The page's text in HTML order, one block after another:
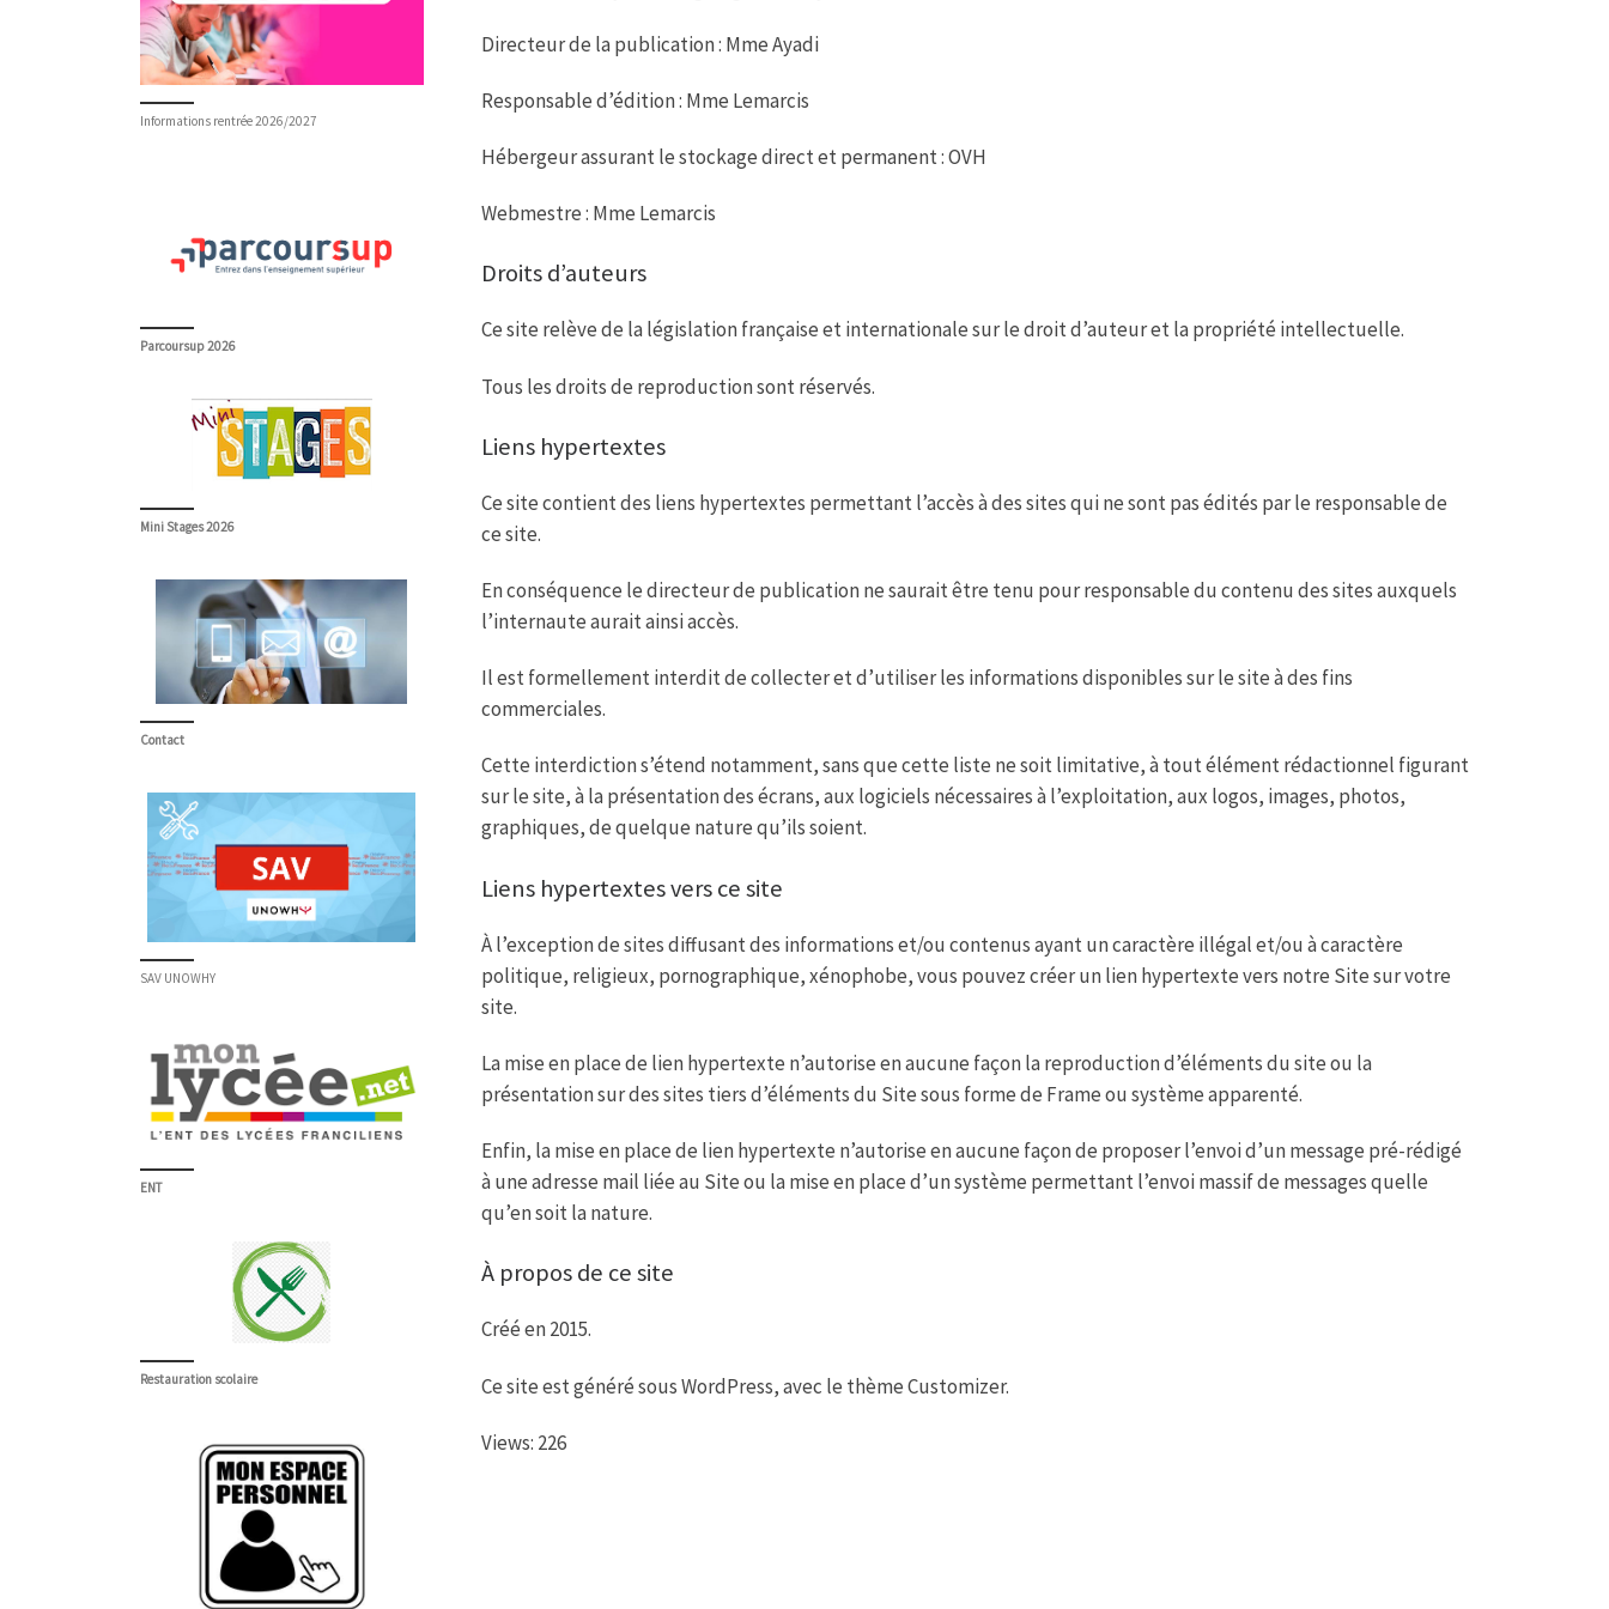
Directeur de la publication : Mme Ayadi
Responsable d’édition : Mme Lemarcis
Hébergeur assurant le stockage direct et permanent : OVH
Webmestre : Mme Lemarcis
Droits d’auteurs
Ce site relève de la législation française et internationale sur le droit d’auteur et la propriété intellectuelle.
Tous les droits de reproduction sont réservés.
Liens hypertextes
Ce site contient des liens hypertextes permettant l’accès à des sites qui ne sont pas édités par le responsable de
ce site.
En conséquence le directeur de publication ne saurait être tenu pour responsable du contenu des sites auxquels
l’internaute aurait ainsi accès.
Il est formellement interdit de collecter et d’utiliser les informations disponibles sur le site à des fins
commerciales.
Cette interdiction s’étend notamment, sans que cette liste ne soit limitative, à tout élément rédactionnel figurant
sur le site, à la présentation des écrans, aux logiciels nécessaires à l’exploitation, aux logos, images, photos,
graphiques, de quelque nature qu’ils soient.
Liens hypertextes vers ce site
À l’exception de sites diffusant des informations et/ou contenus ayant un caractère illégal et/ou à caractère
politique, religieux, pornographique, xénophobe, vous pouvez créer un lien hypertexte vers notre Site sur votre
site.
La mise en place de lien hypertexte n’autorise en aucune façon la reproduction d’éléments du site ou la
présentation sur des sites tiers d’éléments du Site sous forme de Frame ou système apparenté.
Enfin, la mise en place de lien hypertexte n’autorise en aucune façon de proposer l’envoi d’un message pré-rédigé
à une adresse mail liée au Site ou la mise en place d’un système permettant l’envoi massif de messages quelle
qu’en soit la nature.
À propos de ce site
Créé en 2015.
Ce site est généré sous WordPress, avec le thème Customizer.
Views: 226
Informations rentrée 2026/2027
Parcoursup 2026
Mini Stages 2026
Contact
SAV UNOWHY
ENT
Restauration scolaire